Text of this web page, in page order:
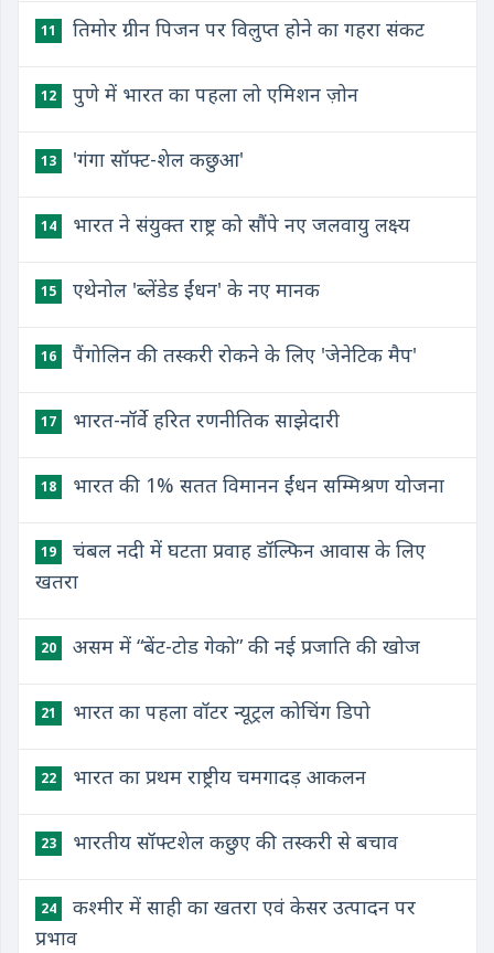
11 तिमोर ग्रीन पिजन पर विलुप्त होने का गहरा संकट
12 पुणे में भारत का पहला लो एमिशन ज़ोन
13 'गंगा सॉफ्ट-शेल कछुआ'
14 भारत ने संयुक्त राष्ट्र को सौंपे नए जलवायु लक्ष्य
15 एथेनोल 'ब्लेंडेड ईंधन' के नए मानक
16 पैंगोलिन की तस्करी रोकने के लिए 'जेनेटिक मैप'
17 भारत-नॉर्वे हरित रणनीतिक साझेदारी
18 भारत की 1% सतत विमानन ईंधन सम्मिश्रण योजना
19
चंबल नदी में घटता प्रवाह डॉल्फिन आवास के लिए
खतरा
20 असम में “बेंट-टोड गेको” की नई प्रजाति की खोज
21 भारत का पहला वॉटर न्‍यूट्रल कोचिंग डिपो
22 भारत का प्रथम राष्ट्रीय चमगादड़ आकलन
23 भारतीय सॉफ्टशेल कछुए की तस्करी से बचाव
24
कश्मीर में साही का खतरा एवं केसर उत्पादन पर
प्रभाव